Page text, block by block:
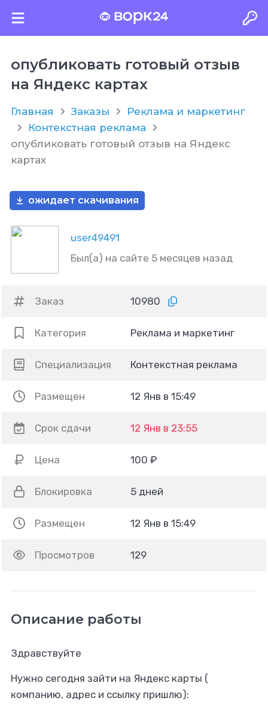
опубликовать готовый отзыв
на Яндекс картах
Главная Заказы
Реклама и маркетинг
Контекстная реклама
опубликовать готовый отзыв на Яндекс
картах
user49491
Был(а) на сайте 5 месяцев назад
ожидает скачивания
Заказ 10980
Категория Реклама и маркетинг
Специализация Контекстная реклама
Размещен 12 Янв в 15:49
Срок сдачи 12 Янв в 23:55
Цена 100 ₽
Блокировка 5 дней
Размещен 12 Янв в 15:49
Просмотров 129
Описание работы
Здравствуйте
Нужно сегодня зайти на Яндекс карты (
компанию, адрес и ссылку пришлю):